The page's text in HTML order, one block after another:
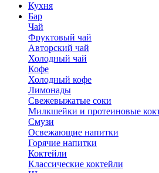
Кухня
Бар
Чай
Фруктовый чай
Авторский чай
Холодный чай
Кофе
Холодный кофе
Лимонады
Свежевыжатые соки
Милкшейки и протеиновые
Смузи
Освежающие напитки
Горячие напитки
Коктейли
Классические коктейли